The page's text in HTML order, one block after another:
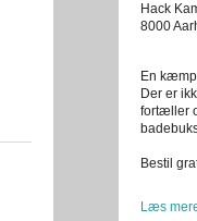
Hack
8000
En
Der er
fortæller
Bestil
Læs